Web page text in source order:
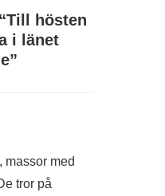
Till hösten
i länet
”
massor med
tror på